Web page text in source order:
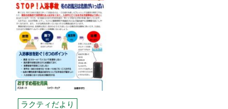
ラクティだより